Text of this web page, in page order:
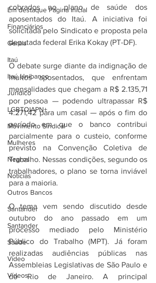
Em destaque Página inicial
Financiários
Gerais
Itaú
Itaú Unibanco
Jurídico
LGBTQIAPN+
Movimento Sindical
Mulheres
Negros
Notícias
Outros Bancos
Santander
Santander
Saúde
Vídeo
Vídeos
cobrados no plano de saúde dos
aposentados do Itaú. A iniciativa foi
solicitada pelo Sindicato e proposta pela
deputada federal Erika Kokay (PT-DF).
O debate surge diante da indignação de
muitos aposentados, que enfrentam
mensalidades que chegam a R$ 2.135,71
por pessoa — podendo ultrapassar R$
4.271,42 para um casal — após o fim do
período em que o banco contribui
parcialmente para o custeio, conforme
previsto na Convenção Coletiva de
Trabalho. Nessas condições, segundo os
trabalhadores, o plano se torna inviável
para a maioria.
O tema vem sendo discutido desde
outubro do ano passado em um
processo mediado pelo Ministério
Público do Trabalho (MPT). Já foram
realizadas audiências públicas nas
Assembleias Legislativas de São Paulo e
do Rio de Janeiro. A principal